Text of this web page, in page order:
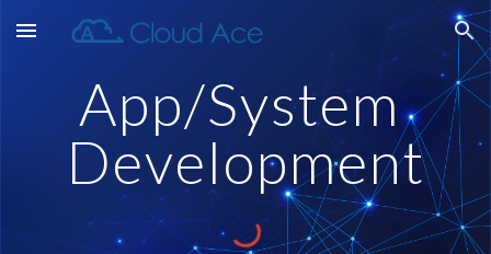
Skip to main content Skip to navigation
App/System
Development